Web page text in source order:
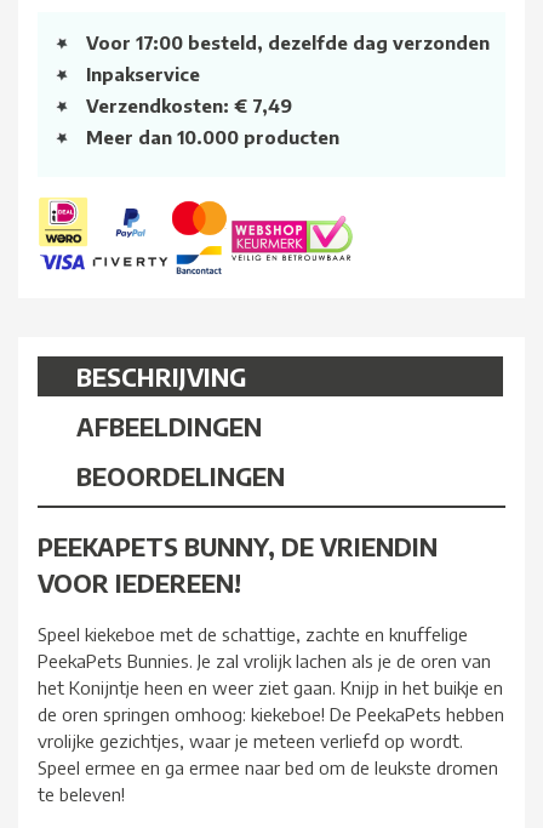
Voor 17:00 besteld, dezelfde dag verzonden
Inpakservice
Verzendkosten: € 7,49
Meer dan 10.000 producten
BESCHRIJVING
AFBEELDINGEN
BEOORDELINGEN
PEEKAPETS BUNNY, DE VRIENDIN
VOOR IEDEREEN!
Speel kiekeboe met de schattige, zachte en knuffelige
PeekaPets Bunnies. Je zal vrolijk lachen als je de oren van
het Konijntje heen en weer ziet gaan. Knijp in het buikje en
de oren springen omhoog: kiekeboe! De PeekaPets hebben
vrolijke gezichtjes, waar je meteen verliefd op wordt.
Speel ermee en ga ermee naar bed om de leukste dromen
te beleven!